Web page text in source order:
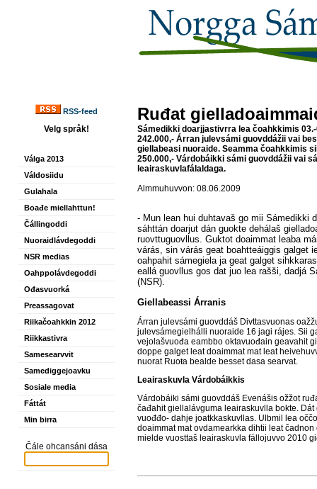
RSS-feed
Velg språk!
Válga 2013
Váldosiidu
Gulahala
Boađe miellahttun!
Čállingoddi
Nuoraidlávdegoddi
NSR medias
Oahppolávdegoddi
Ođasvuorká
Preassagovat
Riikačoahkkin 2012
Riikkastivra
Samesearvvit
Samediggejoavku
Sosiale media
Fáttát
Min birra
Čále ohcansáni dása
Ruđat
Sámedikki doarjjastivrra lea čoahkkimis
242.000,- Árran julevsámi guovddážii vai
giellabeasi nuoraide. Seamma čoahkkimis
250.000,- Várdobáikki sámi guovddážii vai
leairaskuvlafálaldaga.
Almmuhuvvon: 08.06.2009
- Mun lean hui duhtavaš go mii Sámedikki
sáhttán doarjut dán guokte dehálaš
ruovttuguovllus. Guktot doaimmat leaba
várás, sin várás geat boahtteáiggis galget
oahpahit sámegiela ja geat galget
eallá guovllus gos dat juo lea rašši, dadjá
(NSR).
Giellabeassi Árranis
Árran julevsámi guovddáš Divttasvuonas
julevsámegielhálli nuoraide 16 jagi rájes. Sii
vejolašvuođa eambbo oktavuođain geavahit
doppe galget leat doaimmat mat leat
nuorat Ruoŧa bealde besset dasa searvat.
Leairaskuvla Várdobáikkis
Várdobáiki sámi guovddáš Evenášis ožžot
čađahit giellalávguma leairaskuvlla bokte.
vuođđo- dahje joatkkaskuvllas. Ulbmil lea
doaimmat mat ovdamearkka dihtii leat
mielde vuosttaš leairaskuvla fállojuvvo 2010